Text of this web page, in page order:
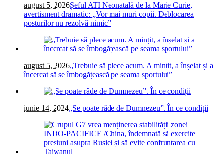
august 5, 2026Șeful ATI Neonatală de la Marie Curie,
avertisment dramatic: „Vor mai muri copii. Deblocarea
posturilor nu rezolvă nimic”
august 5, 2026„Trebuie să plece acum. A mințit, a înșelat și a
încercat să se îmbogățească pe seama sportului”
iunie 14, 2024„Se poate râde de Dumnezeu”. În ce condiții